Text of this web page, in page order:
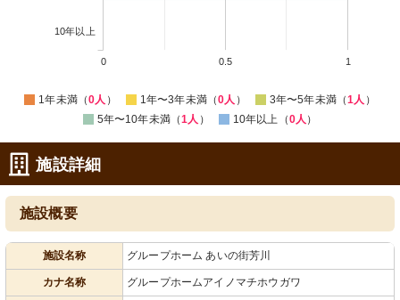
10年以上
0 0.5 1
1年未満（0人 ） 1年〜3年未満（0人 ） 3年〜5年未満（1人 ）
5年〜10年未満（1人 ） 10年以上（0人 ）
施設詳細
施設概要
施設名称 グループホーム あいの街芳川
カナ名称 グループホームアイノマチホウガワ